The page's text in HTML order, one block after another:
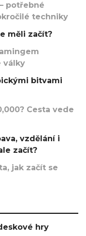
potřebné
techniky
měli začít?
války
bitvami
Cesta vede
vzdělání i
začít?
jak začít se
hry